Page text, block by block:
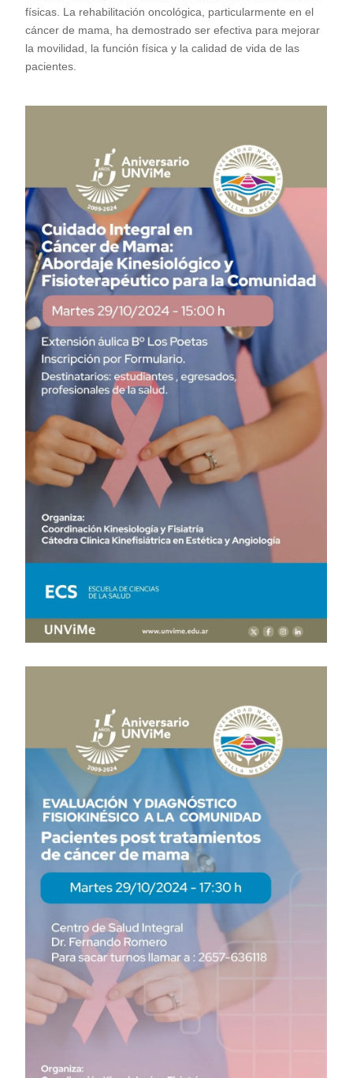
físicas. La rehabilitación oncológica, particularmente en el
cáncer de mama, ha demostrado ser efectiva para mejorar
la movilidad, la función física y la calidad de vida de las
pacientes.